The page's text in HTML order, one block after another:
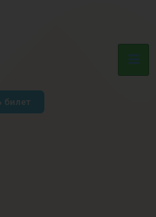
билет